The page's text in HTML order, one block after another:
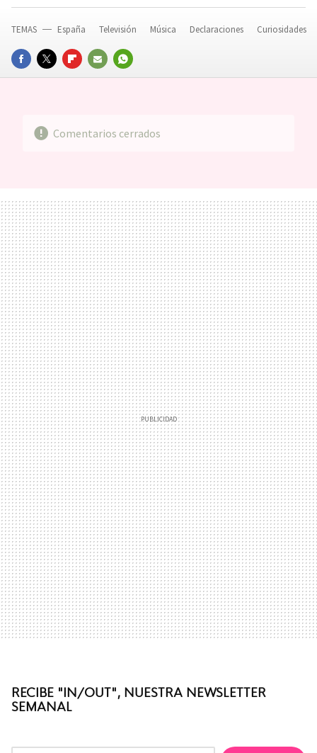
FACEBOOKTWITTERFLIPBOARD
E-
WHATSAPP
TEMAS España Televisión Música Declaraciones Curiosidades
Comentarios cerrados
RECIBE "IN/OUT", NUESTRA NEWSLETTER
SEMANAL